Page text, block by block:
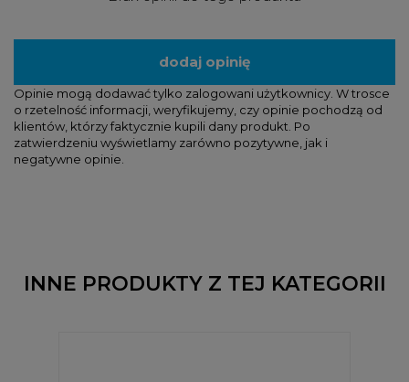
dodaj opinię
Opinie mogą dodawać tylko zalogowani użytkownicy. W trosce
o rzetelność informacji, weryfikujemy, czy opinie pochodzą od
klientów, którzy faktycznie kupili dany produkt. Po
zatwierdzeniu wyświetlamy zarówno pozytywne, jak i
negatywne opinie.
INNE PRODUKTY Z TEJ KATEGORII